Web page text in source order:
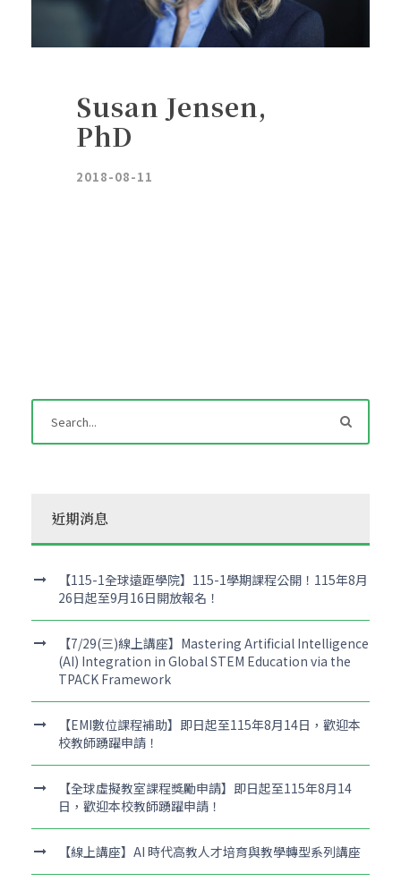
Susan Jensen,
PhD
2018-08-11
近期消息
【115-1全球遠距學院】115-1學期課程公開！115年8月
26日起至9月16日開放報名！
【7/29(三)線上講座】Mastering Artificial Intelligence
(AI) Integration in Global STEM Education via the
TPACK Framework
【EMI數位課程補助】即日起至115年8月14日，歡迎本
校教師踴躍申請！
【全球虛擬教室課程獎勵申請】即日起至115年8月14
日，歡迎本校教師踴躍申請！
【線上講座】AI 時代高教人才培育與教學轉型系列講座